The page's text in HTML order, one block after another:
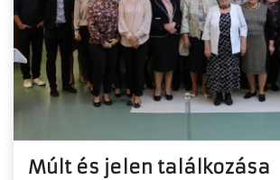
Múlt és jelen találkozása